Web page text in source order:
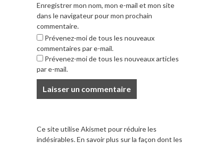
Enregistrer mon nom, mon e-mail et mon site
dans le navigateur pour mon prochain
commentaire.
Prévenez-moi de tous les nouveaux
commentaires par e-mail.
Prévenez-moi de tous les nouveaux articles
par e-mail.
Ce site utilise Akismet pour réduire les
indésirables.En savoir plus sur la façon dont les